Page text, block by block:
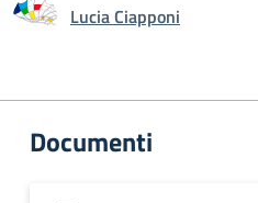
Lucia Ciapponi
Documenti